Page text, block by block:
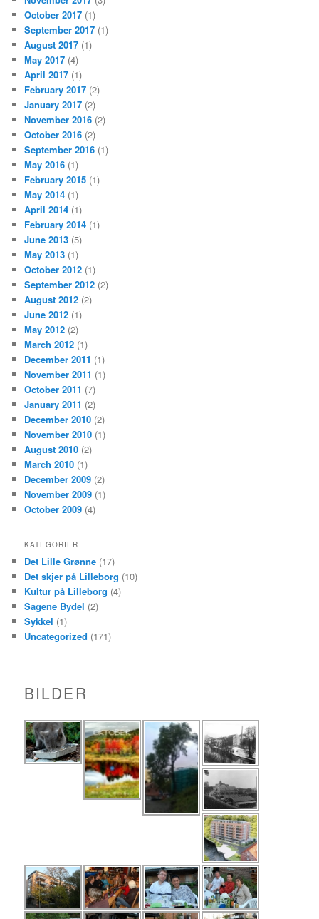
October 2017 (1)
September 2017 (1)
August 2017 (1)
May 2017 (4)
April 2017 (1)
February 2017 (2)
January 2017 (2)
November 2016 (2)
October 2016 (2)
September 2016 (1)
May 2016 (1)
February 2015 (1)
May 2014 (1)
April 2014 (1)
February 2014 (1)
June 2013 (5)
May 2013 (1)
October 2012 (1)
September 2012 (2)
August 2012 (2)
June 2012 (1)
May 2012 (2)
March 2012 (1)
December 2011 (1)
November 2011 (1)
October 2011 (7)
January 2011 (2)
December 2010 (2)
November 2010 (1)
August 2010 (2)
March 2010 (1)
December 2009 (2)
November 2009 (1)
October 2009 (4)
KATEGORIER
Det Lille Grønne (17)
Det skjer på Lilleborg (10)
Kultur på Lilleborg (4)
Sagene Bydel (2)
Sykkel (1)
Uncategorized (171)
BILDER